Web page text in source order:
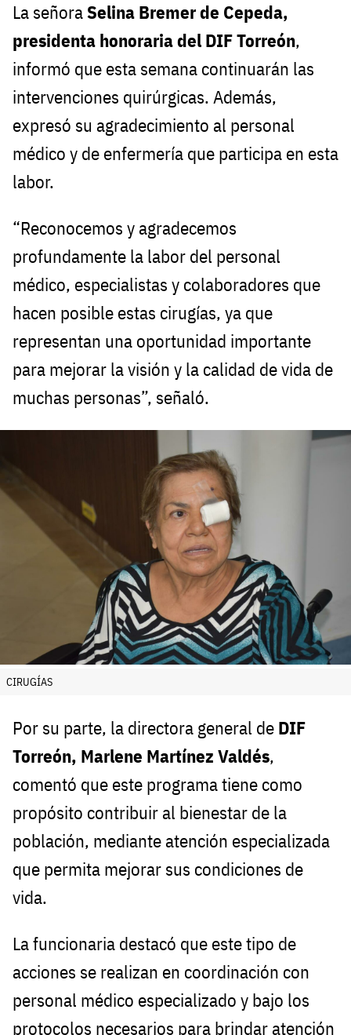
La señoraSelina Bremer de Cepeda,
presidenta honoraria del DIF Torreón,
informó que esta semana continuarán las
intervenciones quirúrgicas. Además,
expresó su agradecimiento al personal
médico y de enfermería que participa en esta
labor.
“Reconocemos y agradecemos
profundamente la labor del personal
médico, especialistas y colaboradores que
hacen posible estas cirugías, ya que
representan una oportunidad importante
para mejorar la visión y la calidad de vida de
muchas personas”, señaló.
CIRUGÍAS
Por su parte, la directora general de DIF
Torreón, Marlene Martínez Valdés,
comentó que este programa tiene como
propósito contribuir al bienestar de la
población, mediante atención especializada
que permita mejorar sus condiciones de
vida.
La funcionaria destacó que este tipo de
acciones se realizan en coordinación con
personal médico especializado y bajo los
protocolos necesarios para brindar atención